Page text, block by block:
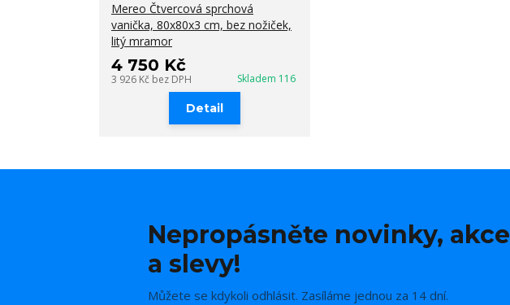
Mereo Čtvercová sprchová
vanička, 80x80x3 cm, bez nožiček,
litý mramor
4 750 Kč
3 926 Kč bez DPH Skladem 116
Detail
Nepropásněte novinky, akce
a slevy!
Můžete se kdykoli odhlásit. Zasíláme jednou za 14 dní.